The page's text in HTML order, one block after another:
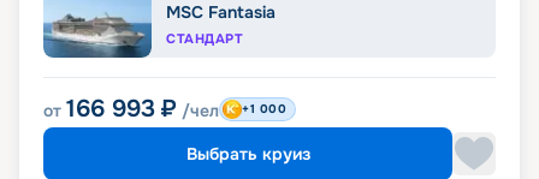
MSC Fantasia
СТАНДАРТ
от 166 993 ₽ /чел +1 000
Выбрать круиз